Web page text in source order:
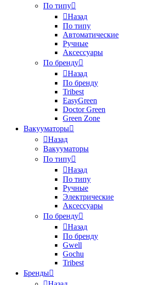
По типу
Назад
По типу
Автоматические
Ручные
Аксессуары
По бренду
Назад
По бренду
Tribest
EasyGreen
Doctor Green
Green Zone
Вакууматоры
Назад
Вакууматоры
По типу
Назад
По типу
Ручные
Электрические
Аксессуары
По бренду
Назад
По бренду
Gwell
Gochu
Tribest
Бренды